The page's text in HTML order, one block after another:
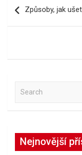
proZpůsoby, jak
a
h
Nejnovější